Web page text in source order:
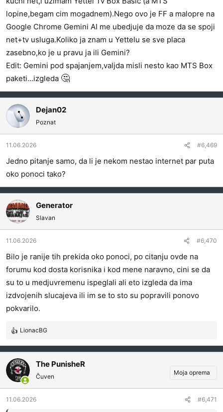
lopine,begam cim mogadnem).Nego ovo je FF a malopre na
Google Chrome Gemini AI me ubedjuje da moze da se spoji
net+tv usluga.Koliko ja znam u Yettelu se sve placa
zasebno,ko je u pravu ja ili Gemini?
Edit: Gemini pod spajanjem,valjda misli nesto kao MTS Box
paketi...izgleda 🤔
Dejan02
Poznat
11.06.2026 #6,469
Jedno pitanje samo, da li je nekom nestao internet par puta
oko ponoci tako?
Generator
Slavan
11.06.2026 #6,470
Bilo je ranije tih prekida oko ponoci, po citanju ovde na
forumu kod dosta korisnika i kod mene naravno, cini se da
su to u medjuvremenu ispeglali ali eto izgleda da ima
izdvojenih slucajeva ili im se to sto su popravili ponovo
pokvarilo.
R
e
a
g
o
v
a
n
LionacBG
The PunisheR
Čuven
Moja oprema
11.06.2026 #6,471